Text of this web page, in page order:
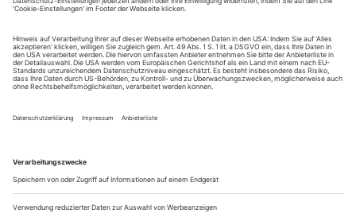
Blutsauger
Kenneth Tindall eröffnet mit einer Karlsruher Hochglanzproduktion
einen ganzen Reigen von Vampir-Balletten
Ein Kleid aus Lava krönt die letzte Fashion Week des
glühendes Licht, ringsum drehen sich Krinolinen aus
großes Kino – ein Gesamtkunstwerk aus Laufstegmode,
hochemotionaler Musik, surrealen Projektionen,
Schleiervorhängen, Licht, Rauch und beeindruckend...